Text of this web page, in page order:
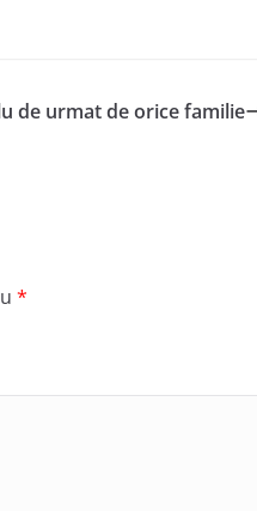
de urmat de orice familie
*